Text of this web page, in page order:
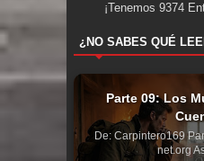
¡Tenemos 9374
¿NO SABES QUÉ
Parte 09: Los
De: Carpintero169
net.org